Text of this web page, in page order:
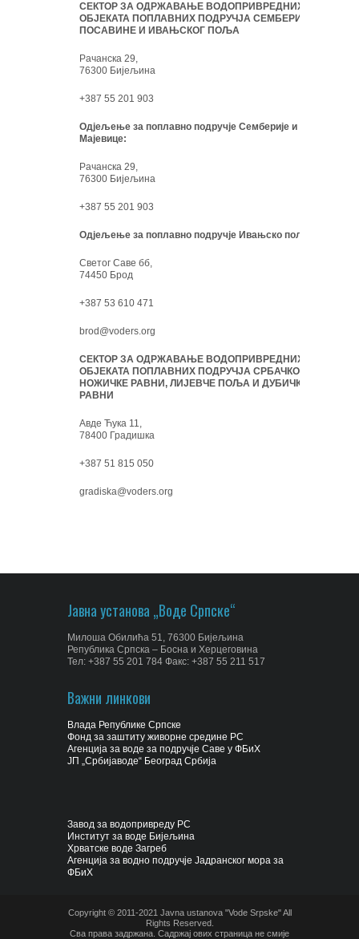
СЕКТОР ЗА ОДРЖАВАЊЕ ВОДОПРИВРЕДНИХ
ОБЈЕКАТА ПОПЛАВНИХ ПОДРУЧЈА СЕМБЕРИЈЕ,
ПОСАВИНЕ И ИВАЊСКОГ ПОЉА
Рачанска 29,
76300 Бијељина
+387 55 201 903
Одјељење за поплавно подручје Семберије и
Мајевице:
Рачанска 29,
76300 Бијељина
+387 55 201 903
Одјељење за поплавно подручје Ивањско поље:
Светог Саве бб,
74450 Брод
+387 53 610 471
brod@voders.org
СЕКТОР ЗА ОДРЖАВАЊЕ ВОДОПРИВРЕДНИХ
ОБЈЕКАТА ПОПЛАВНИХ ПОДРУЧЈА СРБАЧКО-
НОЖИЧКЕ РАВНИ, ЛИЈЕВЧЕ ПОЉА И ДУБИЧКЕ
РАВНИ
Авде Ћука 11,
78400 Градишка
+387 51 815 050
gradiska@voders.org
Јавна установа „Воде Српске“
Милоша Обилића 51, 76300 Бијељина
Република Српска – Босна и Херцеговина
Тел: +387 55 201 784 Факс: +387 55 211 517
Важни линкови
Влада Републике Српске
Фонд за заштиту живорне средине РС
Агенција за воде за подручје Саве у ФБиХ
ЈП „Србијаводе“ Београд Србија
Завод за водопривреду РС
Институт за воде Бијељина
Хрватске воде Загреб
Агенција за водно подручје Јадранског мора за
ФБиХ
Copyright © 2011-2021 Javna ustanova "Vode Srpske" All
Rights Reserved.
Сва права задржана. Садржај ових страница не смије